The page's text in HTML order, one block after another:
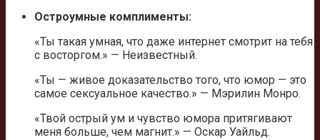
Остроумные комплименты:
«Ты такая умная, что даже интернет смотрит на тебя
с восторгом.» — Неизвестный.
«Ты — живое доказательство того, что юмор — это
самое сексуальное качество.» — Мэрилин Монро.
«Твой острый ум и чувство юмора притягивают
меня больше, чем магнит.» — Оскар Уайльд.